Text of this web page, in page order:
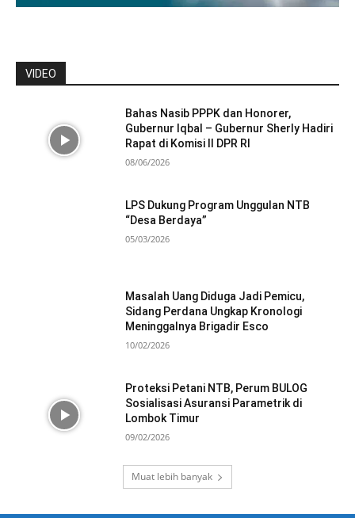
VIDEO
Bahas Nasib PPPK dan Honorer,
Gubernur Iqbal – Gubernur Sherly Hadiri
Rapat di Komisi II DPR RI
08/06/2026
LPS Dukung Program Unggulan NTB
“Desa Berdaya”
05/03/2026
Masalah Uang Diduga Jadi Pemicu,
Sidang Perdana Ungkap Kronologi
Meninggalnya Brigadir Esco
10/02/2026
Proteksi Petani NTB, Perum BULOG
Sosialisasi Asuransi Parametrik di
Lombok Timur
09/02/2026
Muat lebih banyak